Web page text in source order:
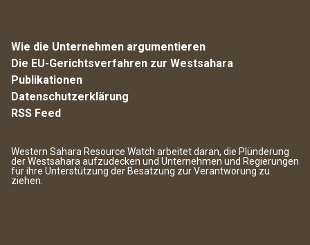
Wie die Unternehmen argumentieren
Die EU-Gerichtsverfahren zur Westsahara
Publikationen
Datenschutzerklärung
RSS Feed
Western Sahara Resource Watch arbeitet daran, die Plünderung
der Westsahara aufzudecken und Unternehmen und Regierungen
für ihre Unterstützung der Besatzung zur Verantworung zu
ziehen.